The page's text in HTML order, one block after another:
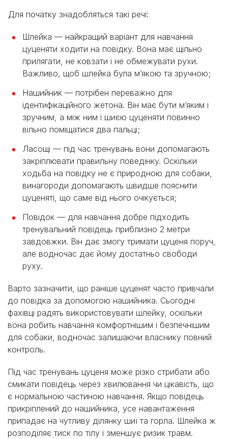
Для початку знадобляться такі речі:
Шлейка — найкращий варіант для навчання
цуценяти ходити на повідку. Вона має щільно
прилягати, не ковзати і не обмежувати рухи.
Важливо, щоб шлейка була м’якою та зручною;
Нашийник — потрібен переважно для
ідентифікаційного жетона. Він має бути м’яким і
зручним, а між ним і шиєю цуценяти повинно
вільно поміщатися два пальці;
Ласощі — під час тренувань вони допомагають
закріплювати правильну поведінку. Оскільки
ходьба на повідку не є природною для собаки,
винагороди допомагають швидше пояснити
цуценяті, що саме від нього очікується;
Повідок — для навчання добре підходить
тренувальний повідець приблизно 2 метри
завдовжки. Він дає змогу тримати цуценя поруч,
але водночас дає йому достатньо свободи
руху.
Варто зазначити, що раніше цуценят часто привчали
до повідка за допомогою нашийника. Сьогодні
фахівці радять використовувати шлейку, оскільки
вона робить навчання комфортнішим і безпечнішим
для собаки, водночас залишаючи власнику повний
контроль.
Під час тренувань цуценя може різко стрибати або
смикати повідець через хвилювання чи цікавість, що
є нормальною частиною навчання. Якщо повідець
прикріплений до нашийника, усе навантаження
припадає на чутливу ділянку шиї та горла. Шлейка ж
розподіляє тиск по тілу і зменшує ризик травм.